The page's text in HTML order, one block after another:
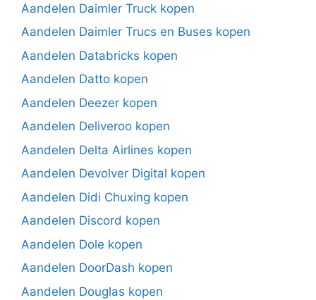
Aandelen Daimler Truck kopen
Aandelen Daimler Trucs en Buses kopen
Aandelen Databricks kopen
Aandelen Datto kopen
Aandelen Deezer kopen
Aandelen Deliveroo kopen
Aandelen Delta Airlines kopen
Aandelen Devolver Digital kopen
Aandelen Didi Chuxing kopen
Aandelen Discord kopen
Aandelen Dole kopen
Aandelen DoorDash kopen
Aandelen Douglas kopen